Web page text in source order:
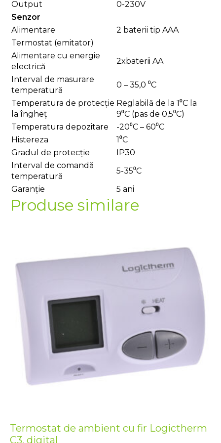
Output
0-230V
Senzor
Alimentare
2 baterii tip AAA
Termostat (emitator)
Alimentare cu energie
electrică
2xbaterii AA
Interval de masurare
temperatură
0 – 35,0 ⁰C
Temperatura de protecție
la îngheț
Reglabilă de la 1⁰C la
9⁰C (pas de 0,5⁰C)
Temperatura depozitare
-20⁰C – 60⁰C
Histereza
1⁰C
Gradul de protecție
IP30
Interval de comandă
temperatură
5-35⁰C
Garanție
5 ani
Produse similare
Termostat de ambient cu fir Logictherm
C3, digital